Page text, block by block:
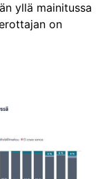
yllä mainitussa
on